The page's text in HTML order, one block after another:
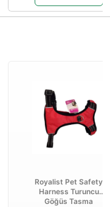
Royalist Pet Safety
Harness Turuncu
Göğüs Tasma